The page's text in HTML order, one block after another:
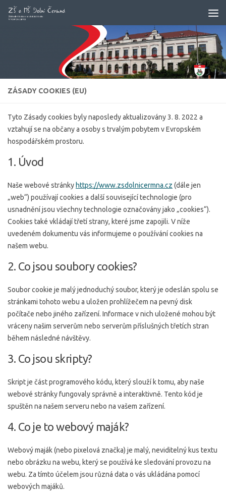
Skip to content
ZÁSADY COOKIES (EU)
Tyto Zásady cookies byly naposledy aktualizovány 3. 8. 2022 a
vztahují se na občany a osoby s trvalým pobytem v Evropském
hospodářském prostoru.
1. Úvod
Naše webové stránkyhttps://www.zsdolnicermna.cz (dále jen
„web“) používají cookies a další související technologie (pro
usnadnění jsou všechny technologie označovány jako „cookies“).
Cookies také vkládají třetí strany, které jsme zapojili. V níže
uvedeném dokumentu vás informujeme o používání cookies na
našem webu.
2. Co jsou soubory cookies?
Soubor cookie je malý jednoduchý soubor, který je odeslán spolu se
stránkami tohoto webu a uložen prohlížečem na pevný disk
počítače nebo jiného zařízení. Informace v nich uložené mohou být
vráceny našim serverům nebo serverům příslušných třetích stran
během následné návštěvy.
3. Co jsou skripty?
Skript je část programového kódu, který slouží k tomu, aby naše
webové stránky fungovaly správně a interaktivně. Tento kód je
spuštěn na našem serveru nebo na vašem zařízení.
4. Co je to webový maják?
Webový maják (nebo pixelová značka) je malý, neviditelný kus textu
nebo obrázku na webu, který se používá ke sledování provozu na
webu. Za tímto účelem jsou různá data o vás ukládána pomocí
webových majáků.